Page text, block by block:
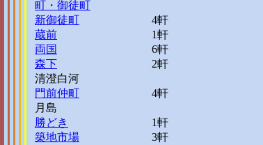
町・御徒町
新御徒町
4軒
蔵前
1軒
両国
6軒
森下
2軒
清澄白河
門前仲町
4軒
月島
勝どき
1軒
築地市場
3軒